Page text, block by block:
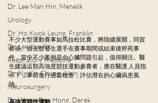
Dr. Lee Man Hin, Menelik
Urology
Dr. Ho Kwok Leung, Franklin
Dr. Lee Yue Kit
Respiratory Medicine
Dr. Ng Kin Chung, Alvin
Neurosurgery
Dr. Wong Ping Hong, Derek
不少大型運動賽事如馬拉松比賽，將陸續展開，同賀
新禧。過去曾發生選手在賽事期間或結束後猝死事
件，當中不少案例是由心臟問題引起，值得關注。醫
生建議這類高強度競技運動參賽者，應在醫護 人員指
示下，事前進行適當檢查，評估潛在的心臟病患風
險。